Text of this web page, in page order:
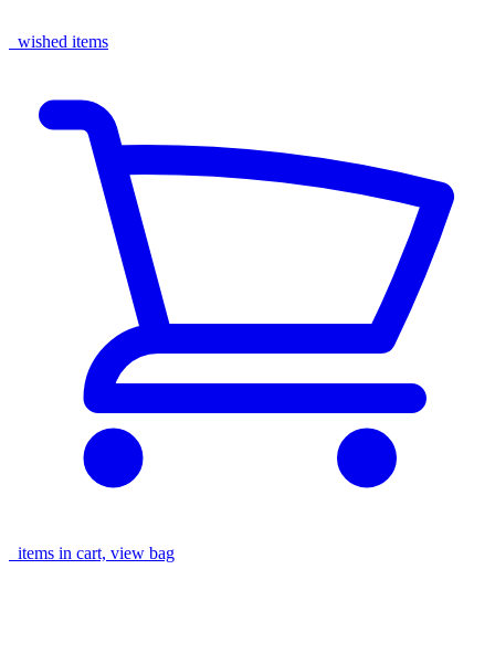
wished items
items in cart, view bag